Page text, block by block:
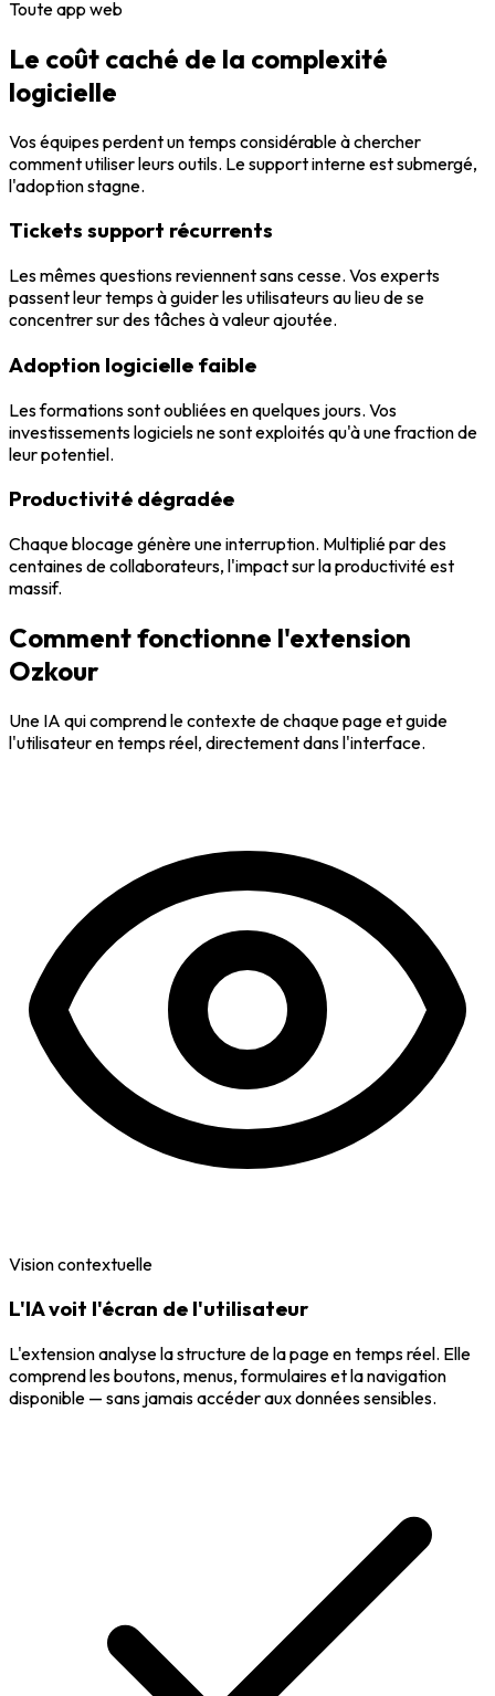
Toute app web
Le coût caché de la complexité
logicielle
Vos équipes perdent un temps considérable à chercher
comment utiliser leurs outils. Le support interne est submergé,
l'adoption stagne.
Tickets support récurrents
Les mêmes questions reviennent sans cesse. Vos experts
passent leur temps à guider les utilisateurs au lieu de se
concentrer sur des tâches à valeur ajoutée.
Adoption logicielle faible
Les formations sont oubliées en quelques jours. Vos
investissements logiciels ne sont exploités qu'à une fraction de
leur potentiel.
Productivité dégradée
Chaque blocage génère une interruption. Multiplié par des
centaines de collaborateurs, l'impact sur la productivité est
massif.
Comment fonctionne l'extension
Ozkour
Une IA qui comprend le contexte de chaque page et guide
l'utilisateur en temps réel, directement dans l'interface.
Vision contextuelle
L'IA voit l'écran de l'utilisateur
L'extension analyse la structure de la page en temps réel. Elle
comprend les boutons, menus, formulaires et la navigation
disponible — sans jamais accéder aux données sensibles.